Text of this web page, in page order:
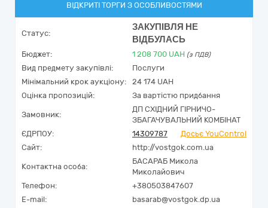
ВІДКРИТІ ТОРГИ З ОСОБЛИВОСТЯМИ
Статус:
ЗАКУПІВЛЯ НЕ
ВІДБУЛАСЬ
Бюджет: 1 208 700 UAH (з ПДВ)
Вид предмету закупівлі:
Послуги
Мінімальний крок аукціону:
24 174 UAH
Оцінка пропозицій:
За вартістю придбання
Замовник:
ДП СХІДНИЙ ГІРНИЧО-
ЗБАГАЧУВАЛЬНИЙ КОМБІНАТ
ЄДРПОУ:
14309787
Досьє YouControl
Сайт:
http://vostgok.com.ua
Контактна особа:
БАСАРАБ Микола
Миколайович
Телефон:
+380503847607
E-mail:
basarab@vostgok.dp.ua